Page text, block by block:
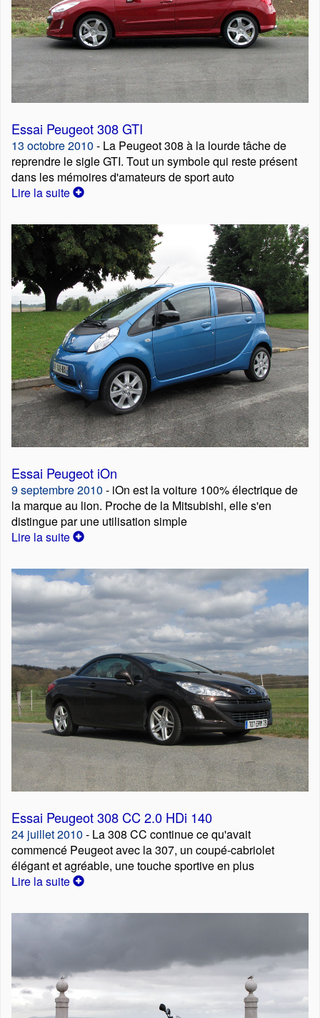
Essai Peugeot 308 GTI
13 octobre 2010 - La Peugeot 308 à la lourde tâche de
reprendre le sigle GTI. Tout un symbole qui reste présent
dans les mémoires d'amateurs de sport auto
Lire la suite
Essai Peugeot iOn
9 septembre 2010 - iOn est la voiture 100% électrique de
la marque au lion. Proche de la Mitsubishi, elle s'en
distingue par une utilisation simple
Lire la suite
Essai Peugeot 308 CC 2.0 HDi 140
24 juillet 2010 - La 308 CC continue ce qu'avait
commencé Peugeot avec la 307, un coupé-cabriolet
élégant et agréable, une touche sportive en plus
Lire la suite